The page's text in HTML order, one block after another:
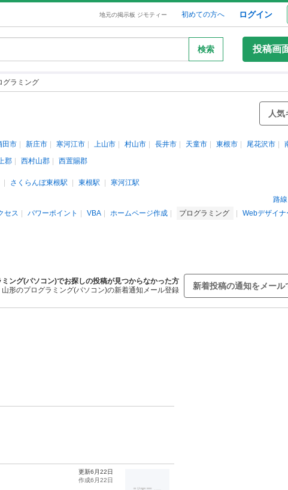
地元の掲示板 ジモティー 初めての方へ ログイン
検索 投稿画
グラミング
人気
田市 新庄市 寒河江市 上山市 村山市 長井市 天童市 東根市 尾花沢市
郡 西村山郡 西置賜郡
さくらんぼ東根駅 東根駅
寒河江駅
路
セス パワーポイント VBA ホームページ作成 プログラミング
Webデザイナ
ング(パソコン)でお探しの投稿が見つからなかった方
山形のプログラミング(パソコン)の新着通知メール登録
新着投稿の通知をメール
更新6月22日
作成6月22日